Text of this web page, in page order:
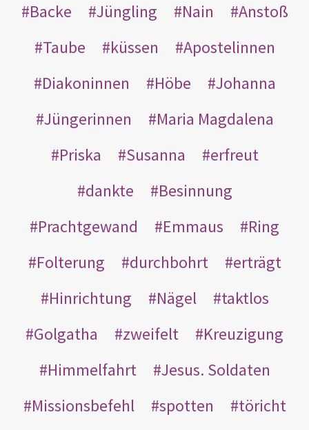
Backe
Jüngling Nain
Anstoß
Taube
küssen
Apostelinnen
Diakoninnen
Höbe
Johanna
Jüngerinnen
Maria Magdalena
Priska
Susanna
erfreut
dankte
Besinnung
Prachtgewand
Emmaus
Ring
Folterung
durchbohrt
erträgt
Hinrichtung
Nägel
taktlos
Golgatha
zweifelt
Kreuzigung
Himmelfahrt
Jesus. Soldaten
Missionsbefehl
spotten
töricht